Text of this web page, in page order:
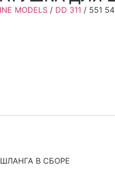
MODELS / DD 311 / 551
В СБОРЕ